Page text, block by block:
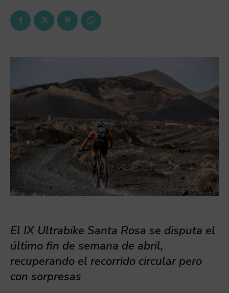
El IX Ultrabike Santa Rosa se disputa el
último fin de semana de abril,
recuperando el recorrido circular pero
con sorpresas